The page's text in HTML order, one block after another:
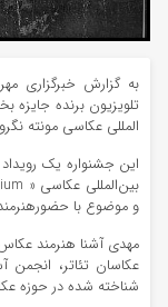
به گزارش خبرگزاری
المللی عکاسی مونته
این جشنواره یک
و موضوع با
مهدی آشنا هنرمند
عکاسان تئاتر،
شناخته شده در حوزه